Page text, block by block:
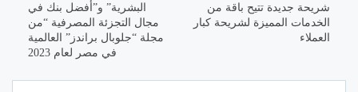
شريحة جديدة تتيح باقة من
الخدمات المميزة لشريحة كبار
العملاء
البشرية” و”أفضل بنك في
مجال التجزئة المصرفية “من
مجلة “جلوبال براندز” العالمية
في مصر لعام 2023